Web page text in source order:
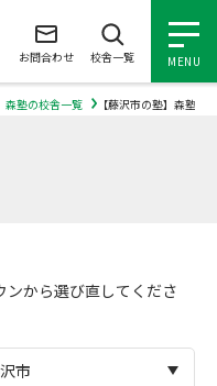
MENU
お問合わせ 校舎一覧
森塾の校舎一覧 【藤沢市の塾】森塾の
から選び直してくださ